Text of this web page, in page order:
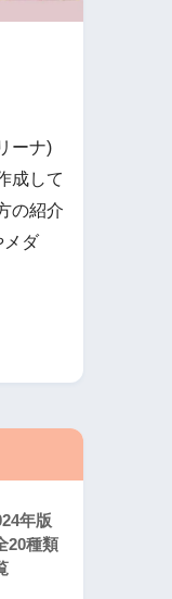
ーナ)
成して
の紹介
メダ
年版
20種類